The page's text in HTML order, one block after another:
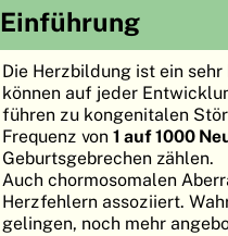
Einführung
Die Herzbildung ist ein
können auf jeder
führen zu kongenitalen
Frequenz von 1 auf 1000
Geburtsgebrechen zählen.
Auch chormosomalen
Herzfehlern assoziiert.
gelingen, noch mehr